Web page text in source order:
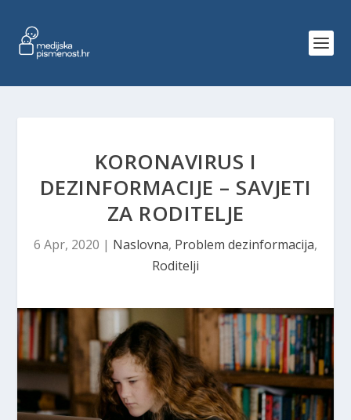
KORONAVIRUS I
DEZINFORMACIJE – SAVJETI
ZA RODITELJE
6 Apr, 2020 | Naslovna, Problem dezinformacija,
Roditelji